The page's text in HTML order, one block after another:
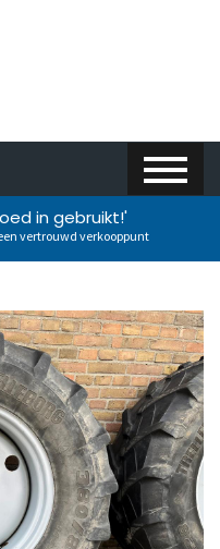
in gebruikt!'
vertrouwd verkooppunt